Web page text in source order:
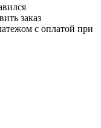
заказ
с оплатой при